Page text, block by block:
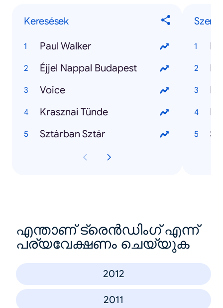
Keresések
Paul Walker
Éjjel Nappal Budapest
Voice
Krasznai Tünde
Sztárban Sztár
എന്താണ് ട്രെൻഡിംഗ് എന്ന്
പര്യവേക്ഷണം ചെയ്യുക
2012
2011